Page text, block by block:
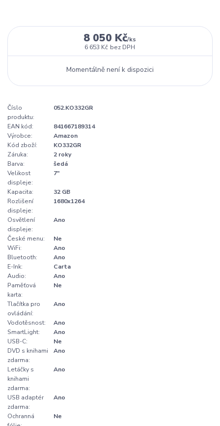
8 050 Kč/ks
6 653 Kč bez DPH
Momentálně není k dispozici
Číslo
produktu:
052.KO332GR
EAN kód:
841667189314
Výrobce:
Amazon
Kód zboží:
KO332GR
Záruka:
2 roky
Barva:
šedá
Velikost
displeje:
7"
Kapacita:
32 GB
Rozlišení
displeje:
1680x1264
Osvětlení
displeje:
Ano
České menu:
Ne
WiFi:
Ano
Bluetooth:
Ano
E-Ink:
Carta
Audio:
Ano
Paměťová
karta:
Ne
Tlačítka pro
ovládání:
Ano
Vodotěsnost:
Ano
SmartLight:
Ano
USB-C:
Ne
DVD s knihami
zdarma:
Ano
Letáčky s
knihami
zdarma:
Ano
USB adaptér
zdarma:
Ano
Ochranná
Ne